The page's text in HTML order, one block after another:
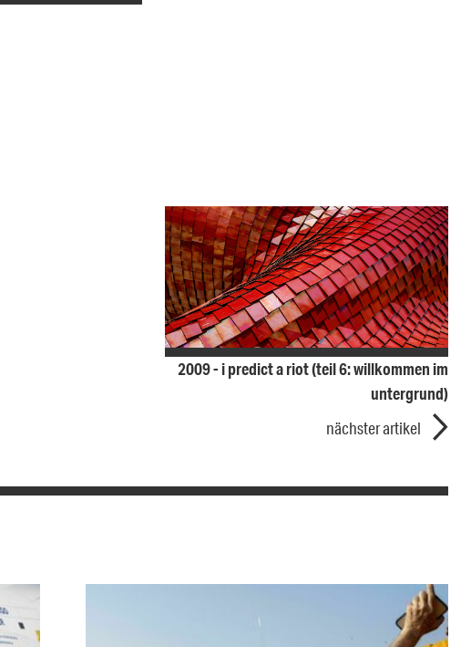
2009 - i predict a riot (teil 6: willkommen im
untergrund)
nächster artikel